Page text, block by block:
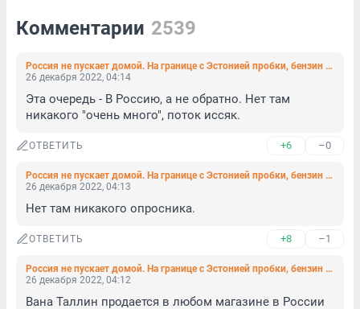
Комментарии 2539
Россия не пускает домой. На границе с Эстонией пробки, бензин заканчивается, детей греют в КПП
26 декабря 2022, 04:14
Эта очередь - В Россию, а не обратно. Нет там
никакого "очень много", поток иссяк.
ОТВЕТИТЬ +6 –0
Россия не пускает домой. На границе с Эстонией пробки, бензин заканчивается, детей греют в КПП
26 декабря 2022, 04:13
Нет там никакого опросника.
ОТВЕТИТЬ +8 –1
Россия не пускает домой. На границе с Эстонией пробки, бензин заканчивается, детей греют в КПП
26 декабря 2022, 04:12
Вана Таллин продается в любом магазине в России